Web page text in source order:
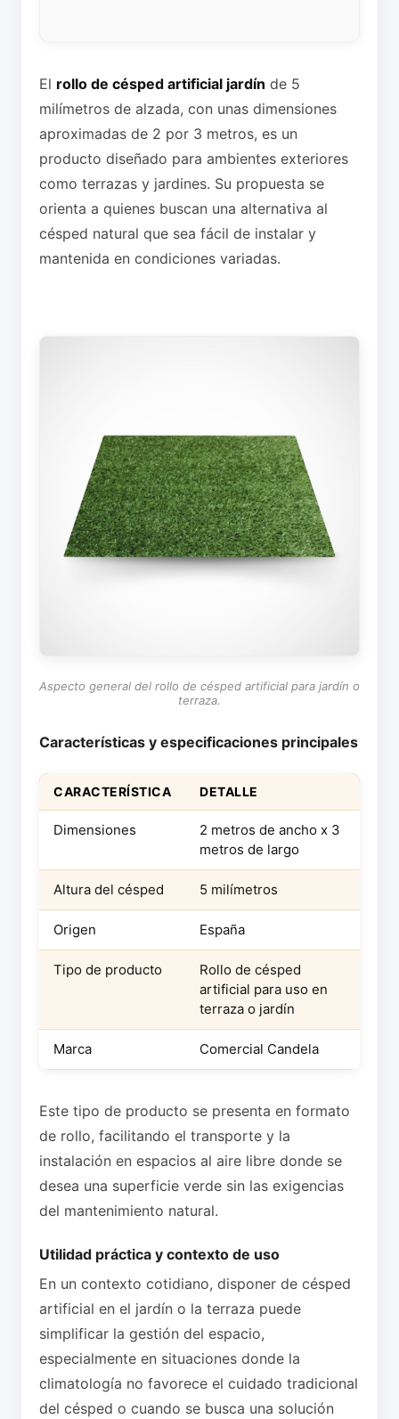
El rollo de césped artificial jardín de 5
milímetros de alzada, con unas dimensiones
aproximadas de 2 por 3 metros, es un
producto diseñado para ambientes exteriores
como terrazas y jardines. Su propuesta se
orienta a quienes buscan una alternativa al
césped natural que sea fácil de instalar y
mantenida en condiciones variadas.
Aspecto general del rollo de césped artificial para jardín o
terraza.
Características y especificaciones principales
CARACTERÍSTICA DETALLE
Dimensiones
2 metros de ancho x 3
metros de largo
Altura del césped 5 milímetros
Origen España
Tipo de producto
Rollo de césped
artificial para uso en
terraza o jardín
Marca Comercial Candela
Este tipo de producto se presenta en formato
de rollo, facilitando el transporte y la
instalación en espacios al aire libre donde se
desea una superficie verde sin las exigencias
del mantenimiento natural.
Utilidad práctica y contexto de uso
En un contexto cotidiano, disponer de césped
artificial en el jardín o la terraza puede
simplificar la gestión del espacio,
especialmente en situaciones donde la
climatología no favorece el cuidado tradicional
del césped o cuando se busca una solución